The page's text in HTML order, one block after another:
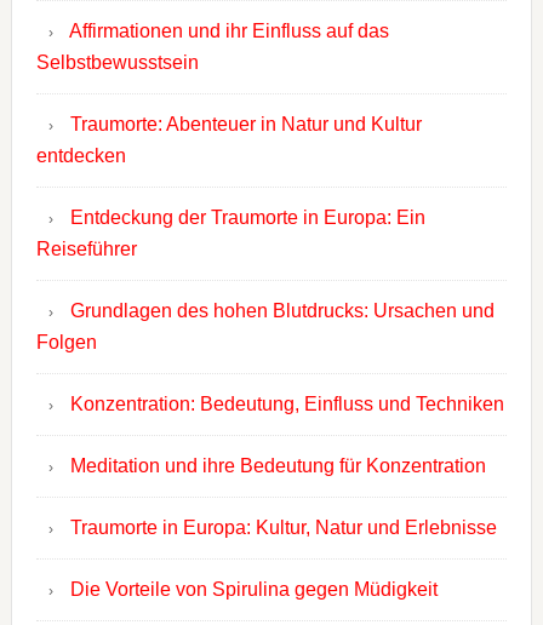
Affirmationen und ihr Einfluss auf das
Selbstbewusstsein
Traumorte: Abenteuer in Natur und Kultur
entdecken
Entdeckung der Traumorte in Europa: Ein
Reiseführer
Grundlagen des hohen Blutdrucks: Ursachen und
Folgen
Konzentration: Bedeutung, Einfluss und Techniken
Meditation und ihre Bedeutung für Konzentration
Traumorte in Europa: Kultur, Natur und Erlebnisse
Die Vorteile von Spirulina gegen Müdigkeit